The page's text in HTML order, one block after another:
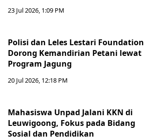
23 Jul 2026, 1:09 PM
Polisi dan Leles Lestari Foundation
Dorong Kemandirian Petani lewat
Program Jagung
20 Jul 2026, 12:18 PM
Mahasiswa Unpad Jalani KKN di
Leuwigoong, Fokus pada Bidang
Sosial dan Pendidikan